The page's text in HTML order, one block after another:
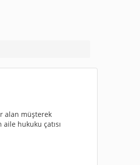
alan müşterek
hukuku çatısı